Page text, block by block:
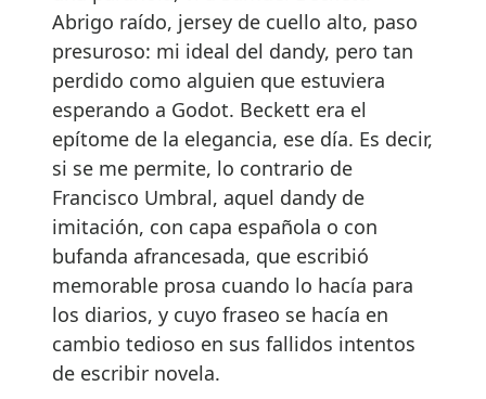
Abrigo raído, jersey de cuello alto, paso
presuroso: mi ideal del dandy, pero tan
perdido como alguien que estuviera
esperando a Godot. Beckett era el
epítome de la elegancia, ese día. Es decir,
si se me permite, lo contrario de
Francisco Umbral, aquel dandy de
imitación, con capa española o con
bufanda afrancesada, que escribió
memorable prosa cuando lo hacía para
los diarios, y cuyo fraseo se hacía en
cambio tedioso en sus fallidos intentos
de escribir novela.